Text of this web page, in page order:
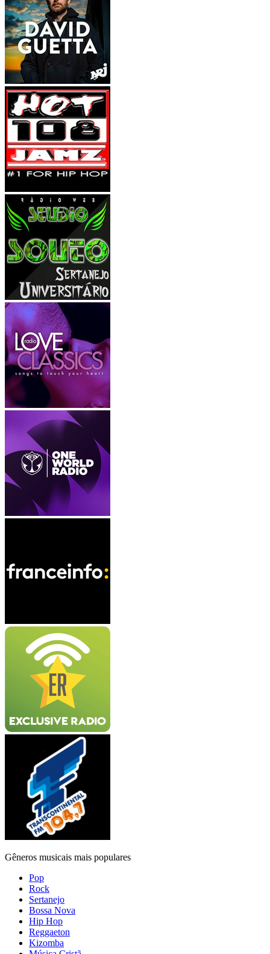
Gêneros musicais mais populares
Pop
Rock
Sertanejo
Bossa Nova
Hip Hop
Reggaeton
Kizomba